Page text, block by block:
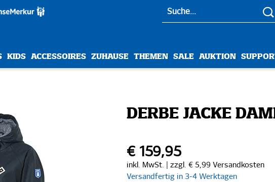
KIDS ACCESSOIRES ZUHAUSE THEMEN SALE AUKTION
DERBE JACKE
€ 159,95
inkl. MwSt. | zzgl. € 5,99 Versandkosten
Versandfertig in 3-4 Werktagen